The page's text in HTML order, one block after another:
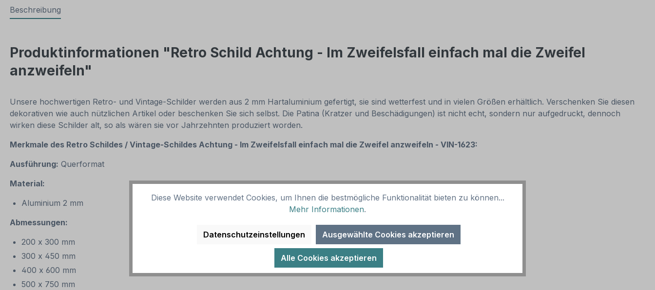
Beschreibung
Produktinformationen "Retro Schild Achtung - Im Zweifelsfall einfach mal die Zweifel
anzweifeln"
Unsere hochwertigen Retro- und Vintage-Schilder werden aus 2 mm Hartaluminium gefertigt, sie sind wetterfest und in vielen Größen erhältlich. Verschenken Sie diesen
dekorativen wie auch nützlichen Artikel oder beschenken Sie sich selbst. Die Patina (Kratzer und Beschädigungen) ist nicht echt, sondern nur aufgedruckt, dennoch
wirken diese Schilder alt, so als wären sie vor Jahrzehnten produziert worden.
Merkmale des Retro Schildes / Vintage-Schildes Achtung - Im Zweifelsfall einfach mal die Zweifel anzweifeln - VIN-1623:
Ausführung: Querformat
Material:
Aluminium 2 mm
Abmessungen:
200 x 300 mm
300 x 450 mm
400 x 600 mm
500 x 750 mm
Diese Website verwendet Cookies, um Ihnen die bestmögliche Funktionalität bieten zu können...
Mehr Informationen.
Datenschutzeinstellungen Ausgewählte Cookies akzeptieren
Alle Cookies akzeptieren